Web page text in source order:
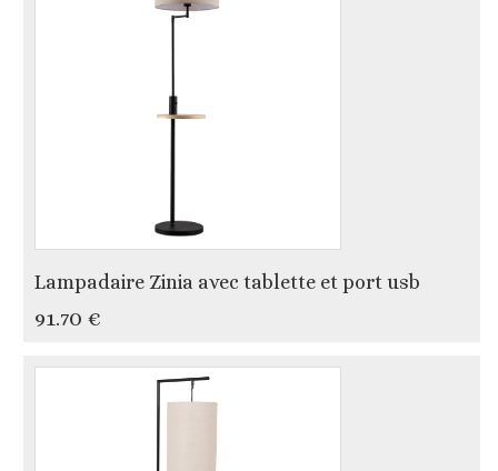
Lampadaire Zinia avec tablette et port usb
91.70 €